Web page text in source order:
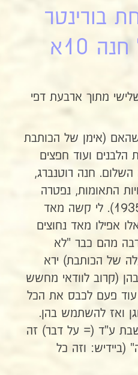
בורינטר
10א
מתוך ארבעת דפי
(אימן של הכותבת
ועוד חפצים
חנה רוטנברג,
התאומות, נפטרה
ממחלה בא"י בדצמבר 1935). לי קשה מאד
אפילו מאד נחוצים
מהם כבר "לא
של הכותבת) ירא
(קרוב לוודאי מחשש
עוד פעם לכבס את הכל
ואז להשתמש בהן.
ע"ד (= על דבר) זה
(ביידיש: וזה כל